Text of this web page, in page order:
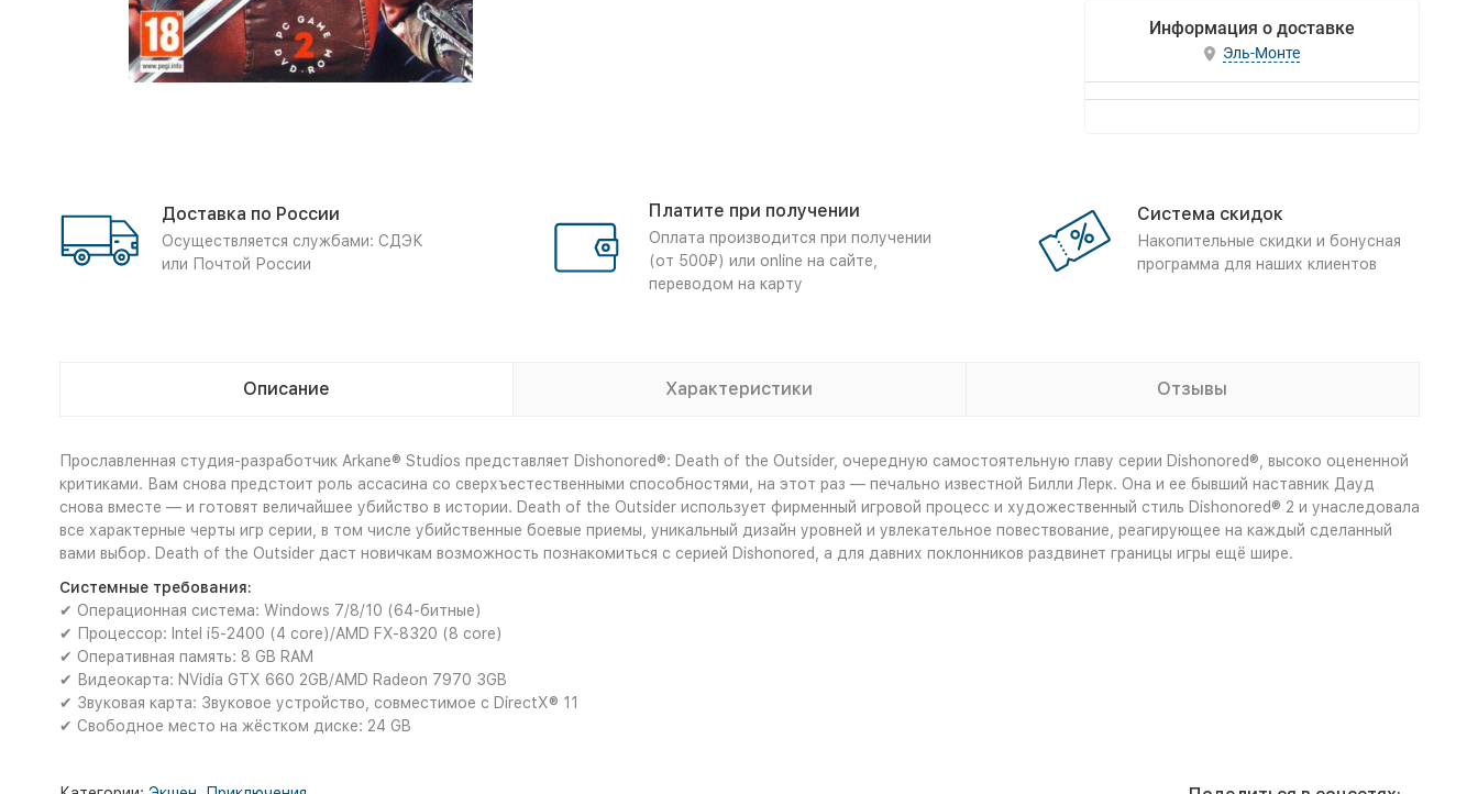
Информация о доставке
Эль-Монте
Доставка по России
Осуществляется службами: СДЭК
или Почтой России
Платите при получении
Оплата производится при получении
(от 500₽) или online на сайте,
переводом на карту
Система скидок
Накопительные скидки и бонусная
программа для наших клиентов
Описание Характеристики Отзывы
Прославленная студия-разработчик Arkane® Studios представляет Dishonored®: Death of the Outsider, очередную самостоятельную главу серии Dishonored®, высоко оцененной
критиками. Вам снова предстоит роль ассасина со сверхъестественными способностями, на этот раз — печально известной Билли Лерк. Она и ее бывший наставник Дауд
снова вместе — и готовят величайшее убийство в истории. Death of the Outsider использует фирменный игровой процесс и художественный стиль Dishonored® 2 и унаследовала
все характерные черты игр серии, в том числе убийственные боевые приемы, уникальный дизайн уровней и увлекательное повествование, реагирующее на каждый сделанный
вами выбор. Death of the Outsider даст новичкам возможность познакомиться с серией Dishonored, а для давних поклонников раздвинет границы игры ещё шире.
Системные требования:
✔ Операционная система: Windows 7/8/10 (64-битные)
✔ Процессор: Intel i5-2400 (4 core)/AMD FX-8320 (8 core)
✔ Оперативная память: 8 GB RAM
✔ Видеокарта: NVidia GTX 660 2GB/AMD Radeon 7970 3GB
✔ Звуковая карта: Звуковое устройство, совместимое с DirectX® 11
✔ Свободное место на жёстком диске: 24 GB